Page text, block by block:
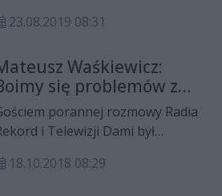
Liroya-Marca. Rozmawiał
23.08.2019 08:31
Waśkiewicz:
się problemów z
porannej rozmowy Radia
i Telewizji Dami był
Rozmawiał Łukasz
18.10.2018 08:29